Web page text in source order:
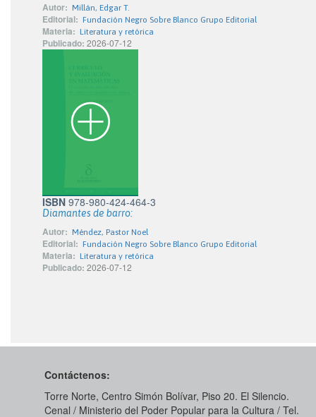
Autor: Millán, Edgar T.
Editorial: Fundación Negro Sobre Blanco Grupo Editorial
Materia: Literatura y retórica
Publicado: 2026-07-12
ISBN 978-980-424-464-3
Diamantes de barro:
Autor: Méndez, Pastor Noel
Editorial: Fundación Negro Sobre Blanco Grupo Editorial
Materia: Literatura y retórica
Publicado: 2026-07-12
Contáctenos:
Torre Norte, Centro Simón Bolívar, Piso 20. El Silencio.
Cenal / Ministerio del Poder Popular para la Cultura / Tel.